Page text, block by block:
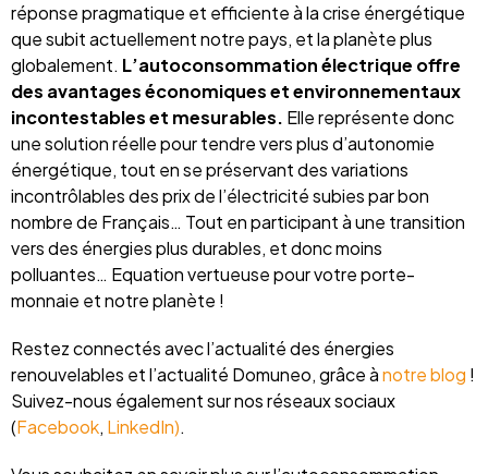
réponse pragmatique et efficiente à la crise énergétique
que subit actuellement notre pays, et la planète plus
globalement. L’autoconsommation électrique offre
des avantages économiques et environnementaux
incontestables et mesurables. Elle représente donc
une solution réelle pour tendre vers plus d’autonomie
énergétique, tout en se préservant des variations
incontrôlables des prix de l’électricité subies par bon
nombre de Français… Tout en participant à une transition
vers des énergies plus durables, et donc moins
polluantes… Equation vertueuse pour votre porte-
monnaie et notre planète !
Restez connectés avec l’actualité des énergies
renouvelables et l’actualité Domuneo, grâce ànotre blog !
Suivez-nous également sur nos réseaux sociaux
(Facebook, LinkedIn).